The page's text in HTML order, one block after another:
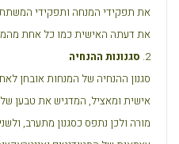
את תפקידי המנחה ותפקידי
את דעתה האישית כמו כל אחת
2. סגנונות ההנחיה
סגנון ההנחיה של המנחות אובחן
אישית ומאציל, המדגיש את טבען של
מורה ולכן נתפס כסגנון מתערב,